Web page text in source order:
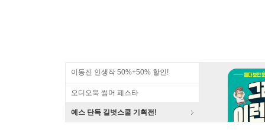
이동진 인생작 50%+50% 할인!
오디오북 썸머 페스타
예스 단독 길벗스쿨 기획전!